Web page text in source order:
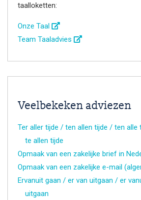
taalloketten:
Onze Taal
Team Taaladvies
Veelbekeken adviezen
Ter aller tijde / ten allen tijde / ten
te allen tijde
Opmaak van een zakelijke brief in
Opmaak van een zakelijke e-mail
Ervanuit gaan / er van uitgaan / er
uitgaan